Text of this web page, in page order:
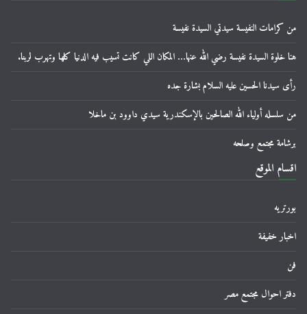
من كرامات النفيسة سيدتي السيدة نفيسة
هنا خلوة السيدة نفيسة رضي الله عنها… المكان اللي كانت تسيب فيه الدنيا كلها وتهرب لربنا.
رأى سيدنا الحسين عليه السلام بشارة جده
من سلسله أولياء الله الصالحين بالإسكندرية سيدي داوود بن ماخلا
برشامة مجتمع وصلحه
اقسام الموقع
بورتريه
اخبار خفيفة
فن
دفتر احوال مجتمع مصر